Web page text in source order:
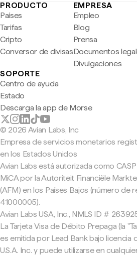
PRODUCTO
Países
Tarifas
Cripto
Conversor de divisas
EMPRESA
Empleo
Blog
Prensa
Documentos
Divulgaciones
SOPORTE
Centro de ayuda
Estado
Descarga la app de Morse
© 2026 Avian Labs, Inc
Empresa de servicios monetarios
en los Estados Unidos
Avian Labs está autorizada como
MiCA por la Autoriteit Financiële
(AFM) en los Países Bajos (número de
41000005).
Avian Labs USA, Inc., NMLS ID #
La Tarjeta Visa de Débito Prepaga (la
es emitida por Lead Bank bajo licencia
U.S.A. Inc. y puede utilizarse en